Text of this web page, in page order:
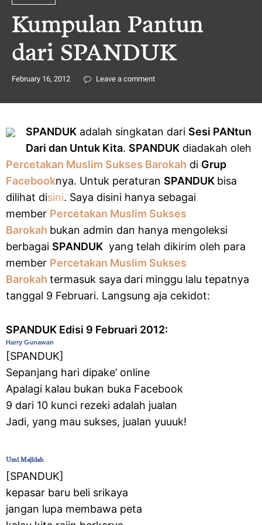
Kumpulan Pantun
dari SPANDUK
February 16, 2012 Leave a comment
SPANDUK adalah singkatan dari Sesi PANtun
Dari dan Untuk Kita. SPANDUK diadakah oleh
Percetakan Muslim Sukses Barokah di Grup
Facebooknya. Untuk peraturan SPANDUK bisa
dilihat disini. Saya disini hanya sebagai
member Percetakan Muslim Sukses
Barokah bukan admin dan hanya mengoleksi
berbagai SPANDUK yang telah dikirim oleh para
member Percetakan Muslim Sukses
Barokah termasuk saya dari minggu lalu tepatnya
tanggal 9 Februari. Langsung aja cekidot:
SPANDUK Edisi 9 Februari 2012:
Harry Gunawan
‎[SPANDUK]
Sepanjang hari dipake’ online
Apalagi kalau bukan buka Facebook
9 dari 10 kunci rezeki adalah jualan
Jadi, yang mau sukses, jualan yuuuk!
Umi Majidah
‎[SPANDUK]
kepasar baru beli srikaya
jangan lupa membawa peta